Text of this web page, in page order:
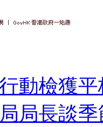
動檢獲
局長談